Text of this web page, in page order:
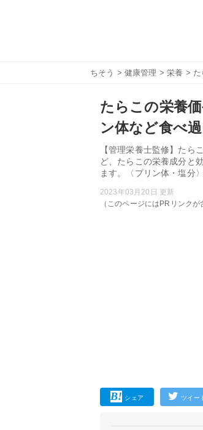
ちそう > 健康管理 >栄養 > た
たらこの栄養
ン体など食べ
【管理栄養士監修】たら
ど、たらこの栄養成分と
ます。〈プリン体・塩分
2023年03月20日 更新
（このページにはPRリンクが
シェア ツイー